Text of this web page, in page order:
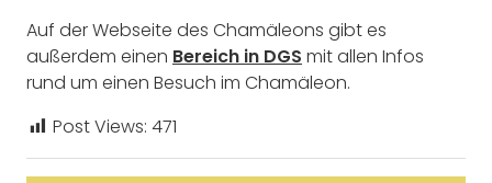
Auf der Webseite des Chamäleons gibt es
außerdem einen Bereich in DGS mit allen Infos
rund um einen Besuch im Chamäleon.
Post Views: 471